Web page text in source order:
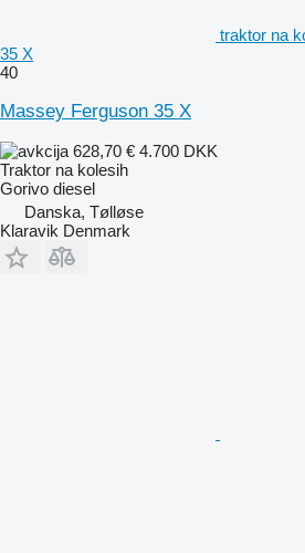
traktor na
35 X
40
Massey Ferguson 35 X
628,70 € 4.700 DKK
Traktor na kolesih
Gorivo diesel
Danska, Tølløse
Klaravik Denmark